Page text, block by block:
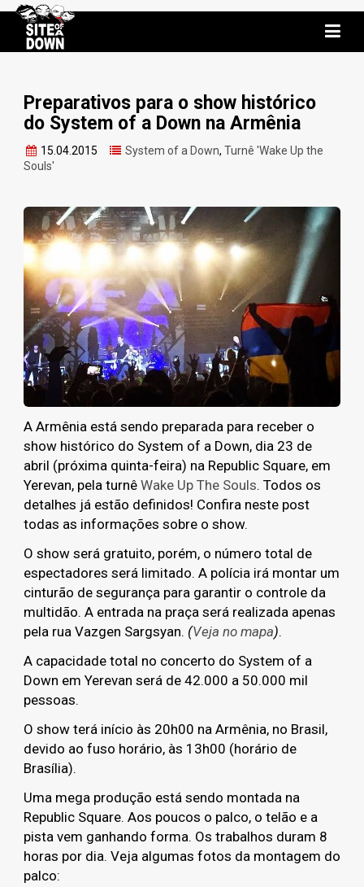
Preparativos para o show histórico
do System of a Down na Armênia
15.04.2015 System of a Down, Turnê 'Wake Up the
Souls'
A Armênia está sendo preparada para receber o
show histórico do System of a Down, dia 23 de
abril (próxima quinta-feira) na Republic Square, em
Yerevan, pela turnê Wake Up The Souls. Todos os
detalhes já estão definidos! Confira neste post
todas as informações sobre o show.
O show será gratuito, porém, o número total de
espectadores será limitado. A polícia irá montar um
cinturão de segurança para garantir o controle da
multidão. A entrada na praça será realizada apenas
pela rua Vazgen Sargsyan. (Veja no mapa).
A capacidade total no concerto do System of a
Down em Yerevan será de 42.000 a 50.000 mil
pessoas.
O show terá início às 20h00 na Armênia, no Brasil,
devido ao fuso horário, às 13h00 (horário de
Brasília).
Uma mega produção está sendo montada na
Republic Square. Aos poucos o palco, o telão e a
pista vem ganhando forma. Os trabalhos duram 8
horas por dia. Veja algumas fotos da montagem do
palco: